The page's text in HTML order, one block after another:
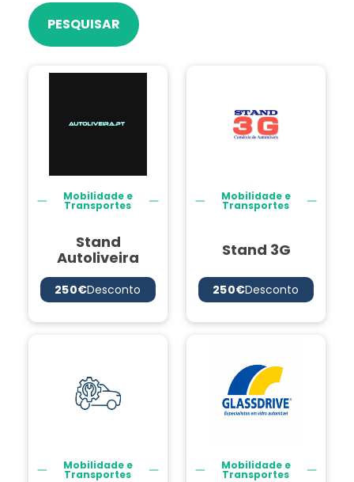
PESQUISAR
Mobilidade e
Transportes
Stand
Autoliveira
250€Desconto
Mobilidade e
Transportes
Stand 3G
250€Desconto
Mobilidade e
Transportes
Mobilidade e
Transportes